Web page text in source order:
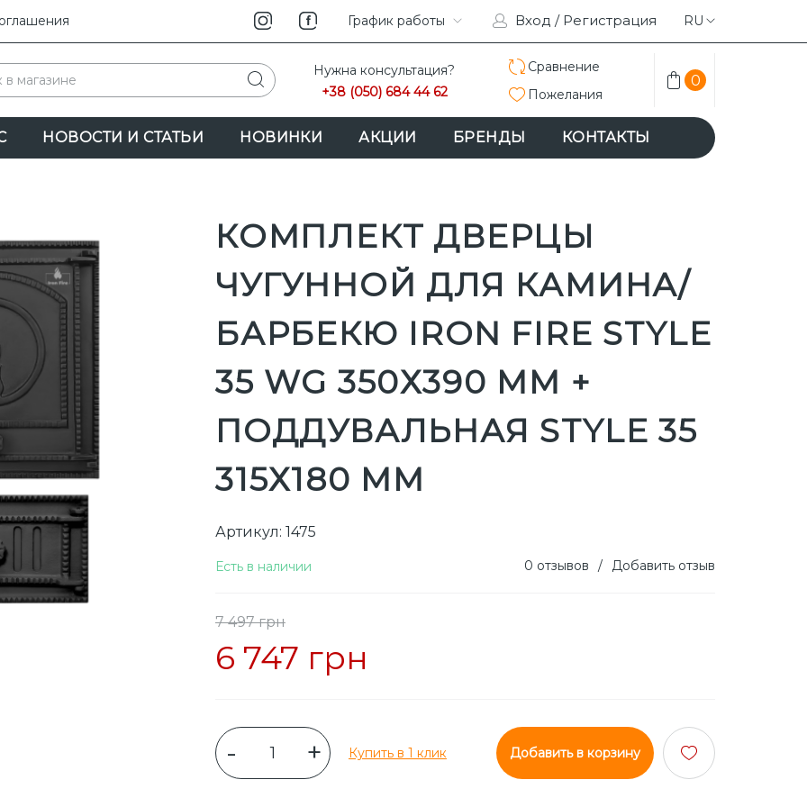
INSTAGRAMFACEBOOK
График работы Вход / Регистрация RU
Нужна консультация?
+38 (050) 684 44 62
Сравнение
Пожелания
0
НОВОСТИ И СТАТЬИ НОВИНКИ АКЦИИ БРЕНДЫ КОНТАКТЫ
КОМПЛЕКТ ДВЕРЦЫ
ЧУГУННОЙ ДЛЯ КАМИНА/
БАРБЕКЮ IRON FIRE STYLE
35 WG 350Х390 ММ +
ПОДДУВАЛЬНАЯ STYLE 35
315Х180 ММ
Артикул: 1475
Есть в наличии 0 отзывов / Добавить отзыв
7 497 грн
6 747 грн
- + Купить в 1 клик Добавить в корзину